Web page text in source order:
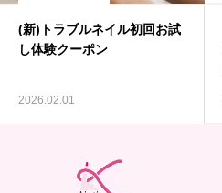
(新)トラブルネイル初回お試
し体験クーポン
2026.02.01